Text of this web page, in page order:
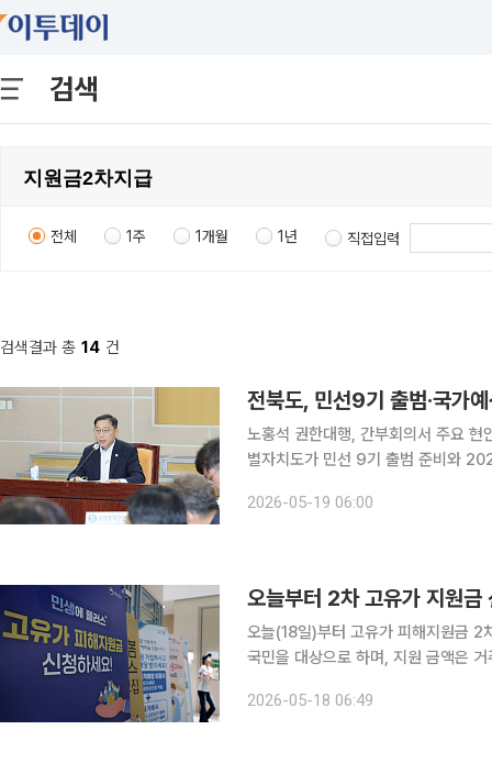
검색
전체 1주 1개월 1년 직접입력
검색결과 총 14 건
전북도, 민선9기 출범·국가
노홍석 권한대행, 간부회의서 주요 현안
별자치도가 민선 9기 출범 준비와 2027년
가 피해지원금 지급, 여름철 자연재난
2026-05-19 06:00
오늘부터 2차 고유가 지원금
오늘(18일)부터 고유가 피해지원금
국민을 대상으로 하며, 지원 금액은
대상자는 국민의 약 70%다. 정부는
2026-05-18 06:49